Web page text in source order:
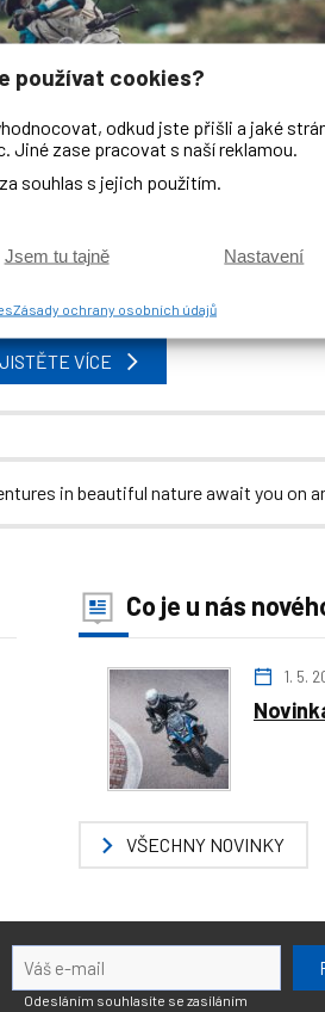
používat cookies?
odkud jste přišli a jaké
Jiné zase pracovat s naší reklamou.
za souhlas s jejich použitím.
Jsem tu tajně Nastavení
Zásady ochrany osobních údajů
Motoškola
na závodním okruhu
|Týdenní kemp - intenzivní motoškola
trénink|Víkendový trénink v terénu
VÍCE
in beautiful nature await you on
Co je u nás
1. 5.
VŠECHNY NOVINKY
Odesláním souhlasíte se zasíláním